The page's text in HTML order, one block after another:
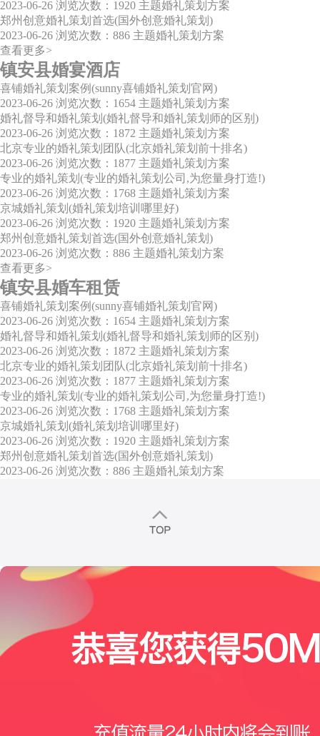
2023-06-26 浏览次数：1920 主题婚礼策划方案
郑州创意婚礼策划首选(国外创意婚礼策划)
2023-06-26 浏览次数：886 主题婚礼策划方案
查看更多>
镇安县婚宴酒店
喜铺婚礼策划案例(sunny喜铺婚礼策划官网)
2023-06-26 浏览次数：1654 主题婚礼策划方案
婚礼督导和婚礼策划(婚礼督导和婚礼策划师的区别)
2023-06-26 浏览次数：1872 主题婚礼策划方案
北京专业的婚礼策划团队(北京婚礼策划前十排名)
2023-06-26 浏览次数：1877 主题婚礼策划方案
专业的婚礼策划(专业的婚礼策划公司,为您量身打造!)
2023-06-26 浏览次数：1768 主题婚礼策划方案
京城婚礼策划(婚礼策划培训哪里好)
2023-06-26 浏览次数：1920 主题婚礼策划方案
郑州创意婚礼策划首选(国外创意婚礼策划)
2023-06-26 浏览次数：886 主题婚礼策划方案
查看更多>
镇安县婚车租赁
喜铺婚礼策划案例(sunny喜铺婚礼策划官网)
2023-06-26 浏览次数：1654 主题婚礼策划方案
婚礼督导和婚礼策划(婚礼督导和婚礼策划师的区别)
2023-06-26 浏览次数：1872 主题婚礼策划方案
北京专业的婚礼策划团队(北京婚礼策划前十排名)
2023-06-26 浏览次数：1877 主题婚礼策划方案
专业的婚礼策划(专业的婚礼策划公司,为您量身打造!)
2023-06-26 浏览次数：1768 主题婚礼策划方案
京城婚礼策划(婚礼策划培训哪里好)
2023-06-26 浏览次数：1920 主题婚礼策划方案
郑州创意婚礼策划首选(国外创意婚礼策划)
2023-06-26 浏览次数：886 主题婚礼策划方案